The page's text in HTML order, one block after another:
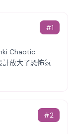
#1
Chaotic
放大了恐怖氛
#2